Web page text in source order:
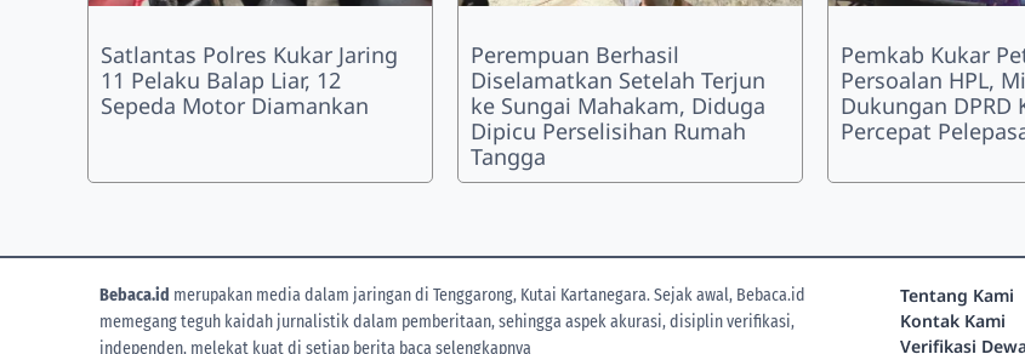
Satlantas Polres Kukar Jaring
11 Pelaku Balap Liar, 12
Sepeda Motor Diamankan
Perempuan Berhasil
Diselamatkan Setelah Terjun
ke Sungai Mahakam, Diduga
Dipicu Perselisihan Rumah
Tangga
Pemkab Kukar
Persoalan HPL,
Dukungan DPRD
Percepat
Bebaca.id merupakan media dalam jaringan di Tenggarong, Kutai Kartanegara. Sejak awal, Bebaca.id
memegang teguh kaidah jurnalistik dalam pemberitaan, sehingga aspek akurasi, disiplin verifikasi,
independen, melekat kuat di setiap berita baca selengkapnya
Tentang Kami
Kontak Kami
Verifikasi